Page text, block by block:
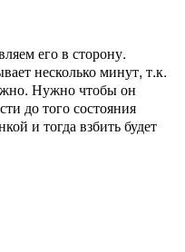
его в сторону.
несколько минут, т.к.
Нужно чтобы он
до того состояния
и тогда взбить будет